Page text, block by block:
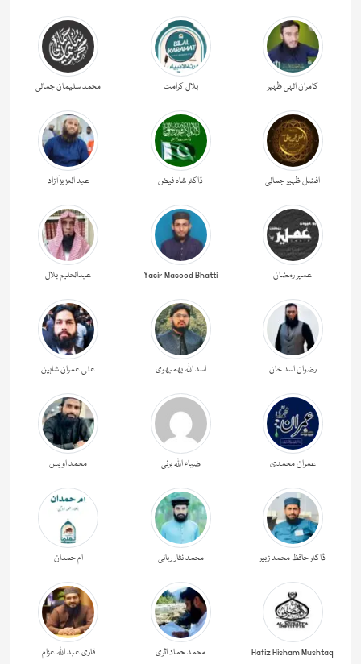
کامران الہی ظہیر بلال کرامت محمد سلیمان جمالی
افضل ظہیر جمالی ڈاکٹر شاہ فیض عبد العزیز آزاد
عمیر رمضان Yasir Masood Bhatti عبدالحليم بلال
رضوان اسد خان اسد اللہ بھمبھوی علی عمران شاہین
عمران محمدی ضیاء اللہ برنی محمد اویس
ڈاکٹر حافظ محمد زبیر محمد نثار ربانی ام حمدان
Hafiz Hisham Mushtaq محمد حماد اثری قاری عبد اللہ عزام